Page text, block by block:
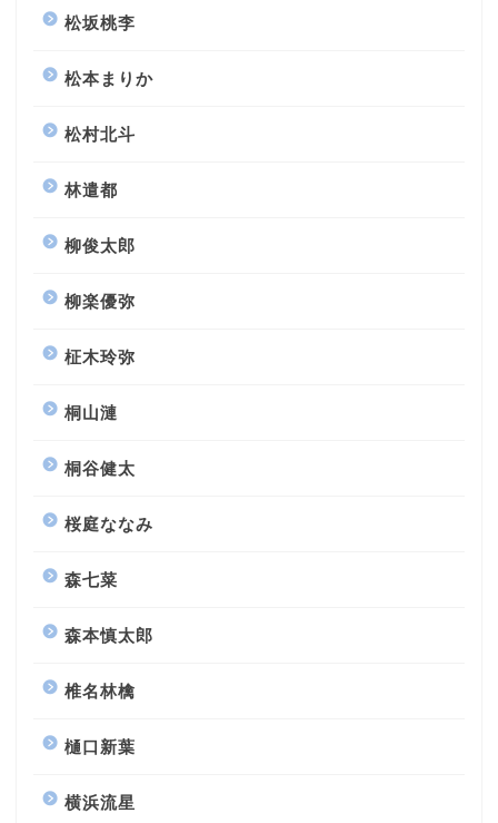
松坂桃李
松本まりか
松村北斗
林遣都
柳俊太郎
柳楽優弥
柾木玲弥
桐山漣
桐谷健太
桜庭ななみ
森七菜
森本慎太郎
椎名林檎
樋口新葉
横浜流星